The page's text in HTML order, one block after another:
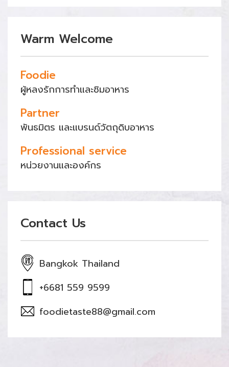
Warm Welcome
Foodie
ผู้หลงรักการทำและชิมอาหาร
Partner
พันธมิตร และแบรนด์วัตถุดิบอาหาร
Professional service
หน่วยงานและองค์กร
Contact Us
Bangkok Thailand
+6681 559 9599
foodietaste88@gmail.com